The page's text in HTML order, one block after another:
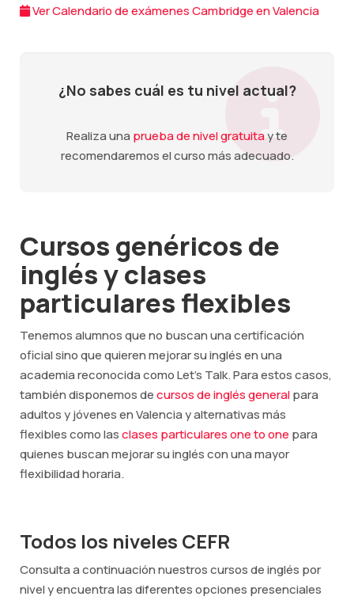
Ver Calendario de exámenes Cambridge en Valencia
¿No sabes cuál es tu nivel actual?
Realiza una prueba de nivel gratuitay te
recomendaremos el curso más adecuado.
Cursos genéricos de
inglés y clases
particulares flexibles
Tenemos alumnos que no buscan una certificación
oficial sino que quieren mejorar su inglés en una
academia reconocida como Let's Talk. Para estos casos,
también disponemos decursos de inglés generalpara
adultos y jóvenes en Valencia y alternativas más
flexibles como lasclases particulares one to one para
quienes buscan mejorar su inglés con una mayor
flexibilidad horaria.
Todos los niveles CEFR
Consulta a continuación nuestros cursos de inglés por
nivel y encuentra las diferentes opciones presenciales